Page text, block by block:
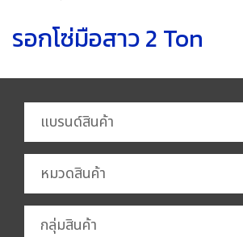
รอกโซ่มือสาว 2 Ton
แบรนด์สินค้า
หมวดสินค้า
กลุ่มสินค้า